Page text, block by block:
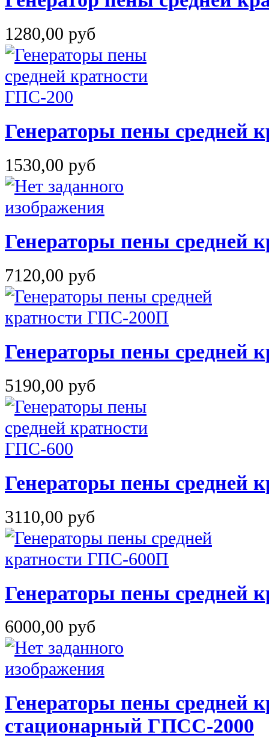
1280,00 руб
Генераторы пены средней
1530,00 руб
Генераторы пены средней
7120,00 руб
Генераторы пены средней
5190,00 руб
Генераторы пены средней
3110,00 руб
Генераторы пены средней
6000,00 руб
Генераторы пены средней
стационарный ГПСС-2000